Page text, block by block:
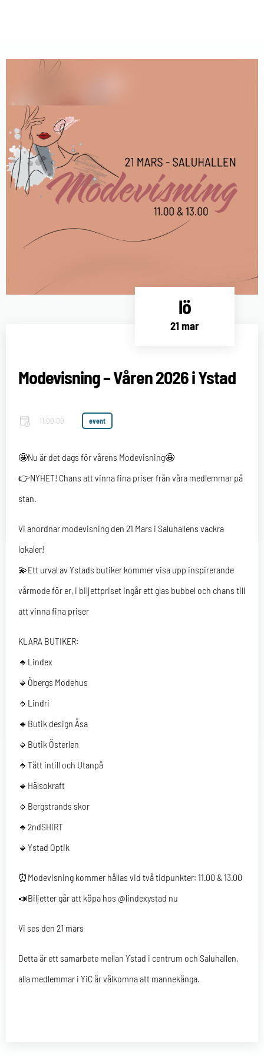
lö
21 mar
Modevisning – Våren 2026 i Ystad
11:00:00 event
🤩Nu är det dags för vårens Modevisning🤩
👉NYHET! Chans att vinna fina priser från våra medlemmar på
stan.
Vi anordnar modevisning den 21 Mars i Saluhallens vackra
lokaler!
💫Ett urval av Ystads butiker kommer visa upp inspirerande
vårmode för er, i biljettpriset ingår ett glas bubbel och chans till
att vinna fina priser
KLARA BUTIKER:
🔹Lindex
🔹Öbergs Modehus
🔹Lindri
🔹Butik design Åsa
🔹Butik Österlen
🔹Tätt intill och Utanpå
🔹Hälsokraft
🔹Bergstrands skor
🔹2ndSHIRT
🔹Ystad Optik
⏰Modevisning kommer hållas vid två tidpunkter: 11.00 & 13.00
📣Biljetter går att köpa hos @lindexystad nu
Vi ses den 21 mars
Detta är ett samarbete mellan Ystad i centrum och Saluhallen,
alla medlemmar i YiC är välkomna att mannekänga.